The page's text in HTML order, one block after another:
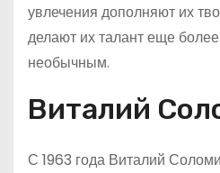
увлечения дополняют их
делают их талант еще
необычным.
Виталий
С 1963 года Виталий